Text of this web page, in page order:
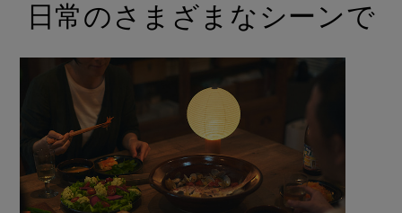
日常のさまざまなシーンで